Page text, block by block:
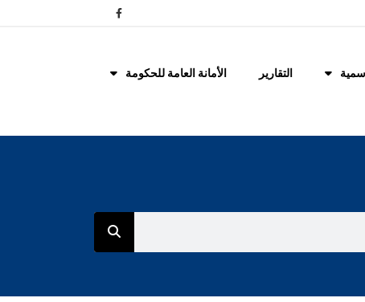
التقارير الأمانة العامة للحكومة